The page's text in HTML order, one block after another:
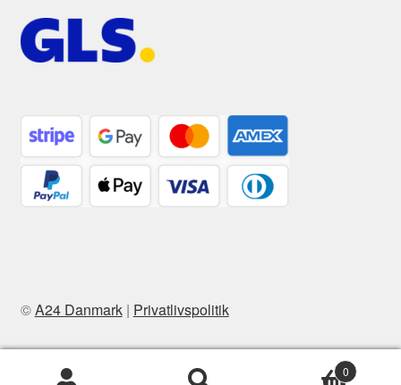
©A24 Danmark| Privatlivspolitik
0